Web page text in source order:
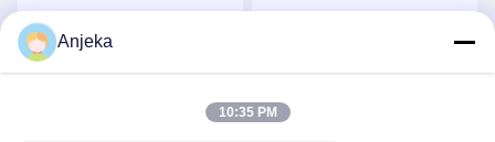
dioxyde de titane
Obtenez le meilleur prix
UV curable
Obtenez le meilleur prix
Anjeka
10:35 PM